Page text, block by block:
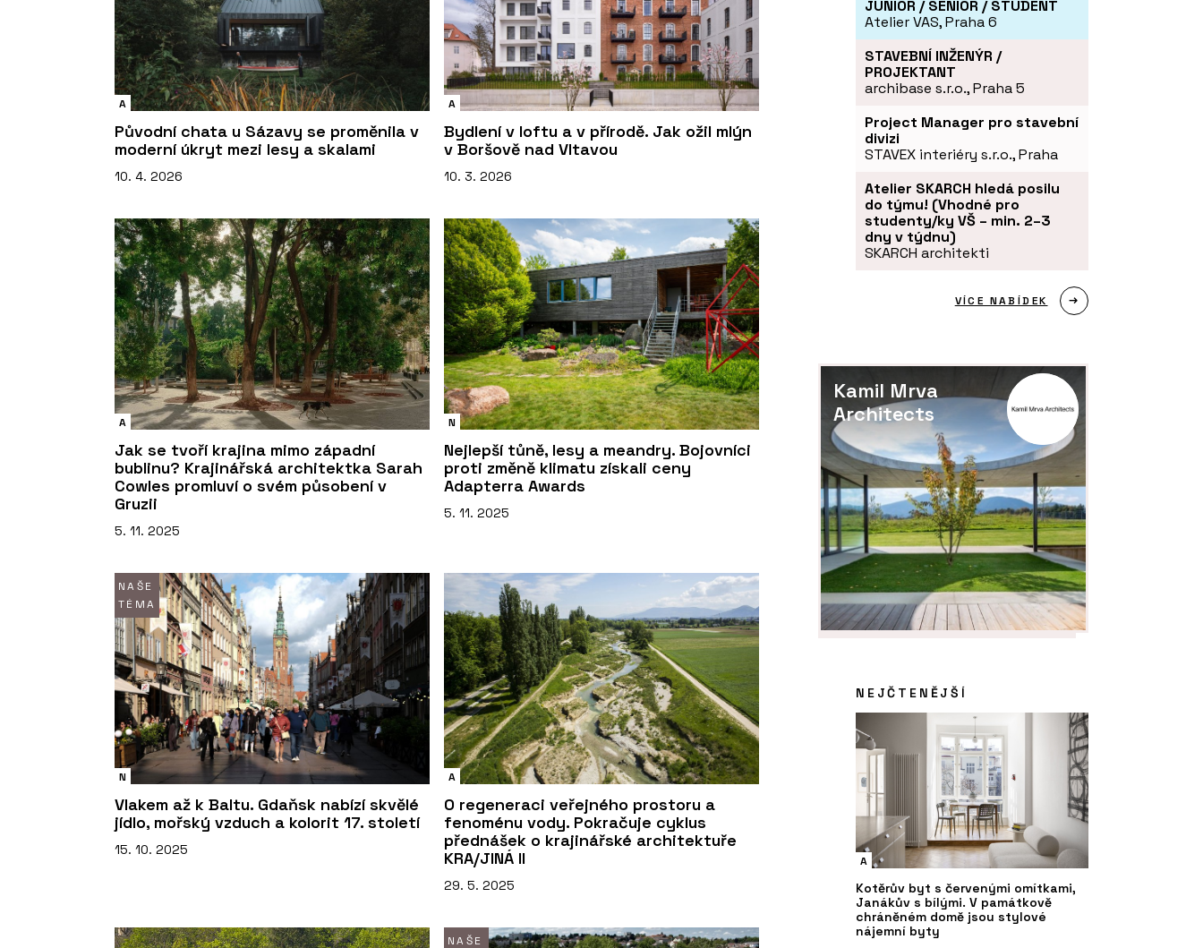
A
Původní chata u Sázavy se proměnila v
moderní úkryt mezi lesy a skalami
10. 4. 2026
A
Bydlení v loftu a v přírodě. Jak ožil mlýn
v Boršově nad Vltavou
10. 3. 2026
A
Jak se tvoří krajina mimo západní
bublinu? Krajinářská architektka Sarah
Cowles promluví o svém působení v
Gruzii
5. 11. 2025
N
Nejlepší tůně, lesy a meandry. Bojovníci
proti změně klimatu získali ceny
Adapterra Awards
5. 11. 2025
NAŠE
TÉMA
N
Vlakem až k Baltu. Gdaňsk nabízí skvělé
jídlo, mořský vzduch a kolorit 17. století
15. 10. 2025
A
O regeneraci veřejného prostoru a
fenoménu vody. Pokračuje cyklus
přednášek o krajinářské architektuře
KRA/JINÁ II
29. 5. 2025
NAŠE
JUNIOR / SENIOR / STUDENT
Atelier VAS, Praha 6
STAVEBNÍ INŽENÝR /
PROJEKTANT
archibase s.r.o., Praha 5
Project Manager pro stavební
divizi
STAVEX interiéry s.r.o., Praha
Atelier SKARCH hledá posilu
do týmu! (Vhodné pro
studenty/ky VŠ – min. 2–3
dny v týdnu)
SKARCH architekti
VÍCE NABÍDEK
Kamil Mrva
Architects
NEJČTENĚJŠÍ
A
Kotěrův byt s červenými omítkami,
Janákův s bílými. V památkově
chráněném domě jsou stylové
nájemní byty